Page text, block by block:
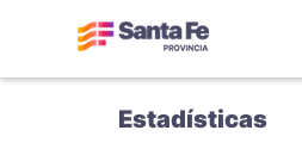
Estadísticas